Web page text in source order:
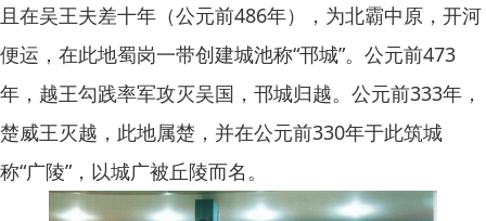
且在吴王夫差十年（公元前486年），为北霸中原，开河
便运，在此地蜀岗一带创建城池称“邗城”。公元前473
年，越王勾践率军攻灭吴国，邗城归越。公元前333年，
楚威王灭越，此地属楚，并在公元前330年于此筑城
称“广陵”，以城广被丘陵而名。